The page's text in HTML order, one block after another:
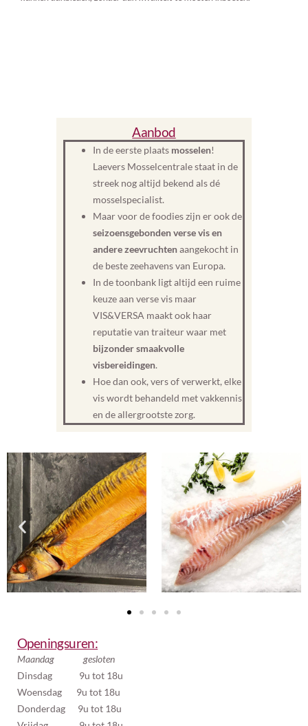
Aanbod
In de eerste plaats mosselen!
Laevers Mosselcentrale staat in de
streek nog altijd bekend als dé
mosselspecialist.
Maar voor de foodies zijn er ook de
seizoensgebonden verse vis en
andere zeevruchtenaangekocht in
de beste zeehavens van Europa.
In de toonbank ligt altijd een ruime
keuze aan verse vis maar
VIS&VERSA maakt ook haar
reputatie van traiteur waar met
bijzonder smaakvolle
visbereidingen.
Hoe dan ook, vers of verwerkt, elke
vis wordt behandeld met vakkennis
en de allergrootste zorg.
Openingsuren:
Maandag gesloten
Dinsdag 9u tot 18u
Woensdag 9u tot 18u
Donderdag 9u tot 18u